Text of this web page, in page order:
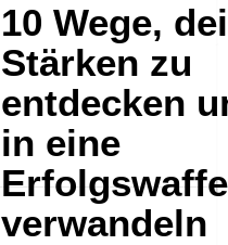
10 Wege,
Stärken zu
entdecken
in eine
verwandeln